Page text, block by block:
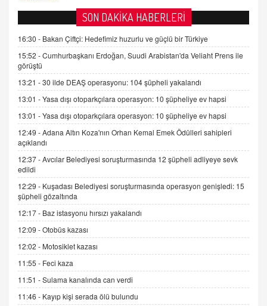
AV. DOĞAN CAN DOĞAN
Kişisel verilerin korunması ve dijital hukukun
gelişimi
15.09.2025 16:17
SEHER EREK
Kış Ayları Geldi, Hangi Önlemler Alınmalı?
9.12.2025 10:11
İNCİ GÜL AKÖL
06.07.2026 13:00
ADEM AKÖL
Esed Destekçilerinin Yüzüne Vurulan Şamar:
Sednaya
11.12.2024 12:30
DR. EKREM ASLAN
Gerçek Ne, Algı Ne? "Beraber Yürüyoruz"
Cümlesinin Peşinden
19.07.2025 12:45
SON DAKİKA HABERLERİ
16:30 - Bakan Çiftçi: Hedefimiz huzurlu ve güçlü bir Türkiye
15:52 -Cumhurbaşkanı Erdoğan, Suudi Arabistan'da Veliaht Prens ile
görüştü
13:21 -30 ilde DEAŞ operasyonu: 104 şüpheli yakalandı
13:01 -Yasa dışı otoparkçılara operasyon: 10 şüpheliye ev hapsi
13:01 -Yasa dışı otoparkçılara operasyon: 10 şüpheliye ev hapsi
12:49 -Adana Altın Koza'nın Orhan Kemal Emek Ödülleri sahipleri
açıklandı
12:37 -Avcılar Belediyesi soruşturmasında 12 şüpheli adliyeye sevk
edildi
12:29 - Kuşadası Belediyesi soruşturmasında operasyon genişledi: 15
şüpheli gözaltında
12:17 - Baz istasyonu hırsızı yakalandı
12:09 -Otobüs kazası
12:02 - Motosiklet kazası
11:55 - Feci kaza
11:51 -Sulama kanalında can verdi
11:46 - Kayıp kişi serada ölü bulundu